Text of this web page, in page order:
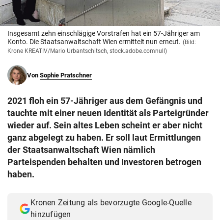
Muthgasse 2, 1190 Wien
Insgesamt zehn einschlägige Vorstrafen hat ein 57-Jähriger am
Konto. Die Staatsanwaltschaft Wien ermittelt nun erneut. (Bild:
Krone KREATIV/Mario Urbantschitsch, stock.adobe.comnull)
Von Sophie Pratschner
2021 floh ein 57-Jähriger aus dem Gefängnis und
tauchte mit einer neuen Identität als Parteigründer
wieder auf. Sein altes Leben scheint er aber nicht
ganz abgelegt zu haben. Er soll laut Ermittlungen
der Staatsanwaltschaft Wien nämlich
Parteispenden behalten und Investoren betrogen
haben.
Kronen Zeitung als bevorzugte Google-Quelle
hinzufügen